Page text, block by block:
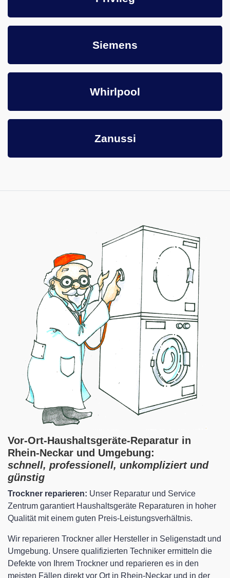
Siemens
Whirlpool
Zanussi
Vor-Ort-Haushaltsgeräte-Reparatur in
Rhein-Neckar und Umgebung:
schnell, professionell, unkompliziert und
günstig
Trockner reparieren: Unser Reparatur und Service
Zentrum garantiert Haushaltsgeräte Reparaturen in hoher
Qualität mit einem guten Preis-Leistungsverhältnis.
Wir reparieren Trockner aller Hersteller in Seligenstadt und
Umgebung. Unsere qualifizierten Techniker ermitteln die
Defekte von Ihrem Trockner und reparieren es in den
meisten Fällen direkt vor Ort in Rhein-Neckar und in der